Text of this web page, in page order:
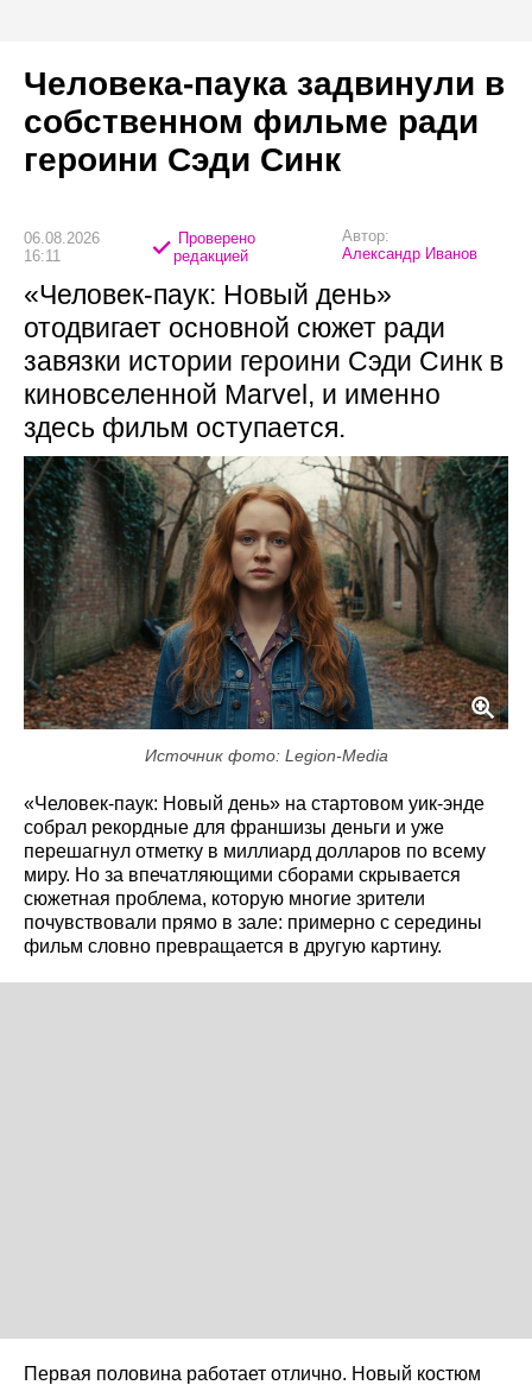
Человека-паука задвинули в
собственном фильме ради
героини Сэди Синк
06.08.2026
16:11
Проверено
редакцией
Автор:
Александр Иванов
«Человек-паук: Новый день»
отодвигает основной сюжет ради
завязки истории героини Сэди Синк в
киновселенной Marvel, и именно
здесь фильм оступается.
Источник фото: Legion-Media
«Человек-паук: Новый день» на стартовом уик-энде
собрал рекордные для франшизы деньги и уже
перешагнул отметку в миллиард долларов по всему
миру. Но за впечатляющими сборами скрывается
сюжетная проблема, которую многие зрители
почувствовали прямо в зале: примерно с середины
фильм словно превращается в другую картину.
Первая половина работает отлично. Новый костюм